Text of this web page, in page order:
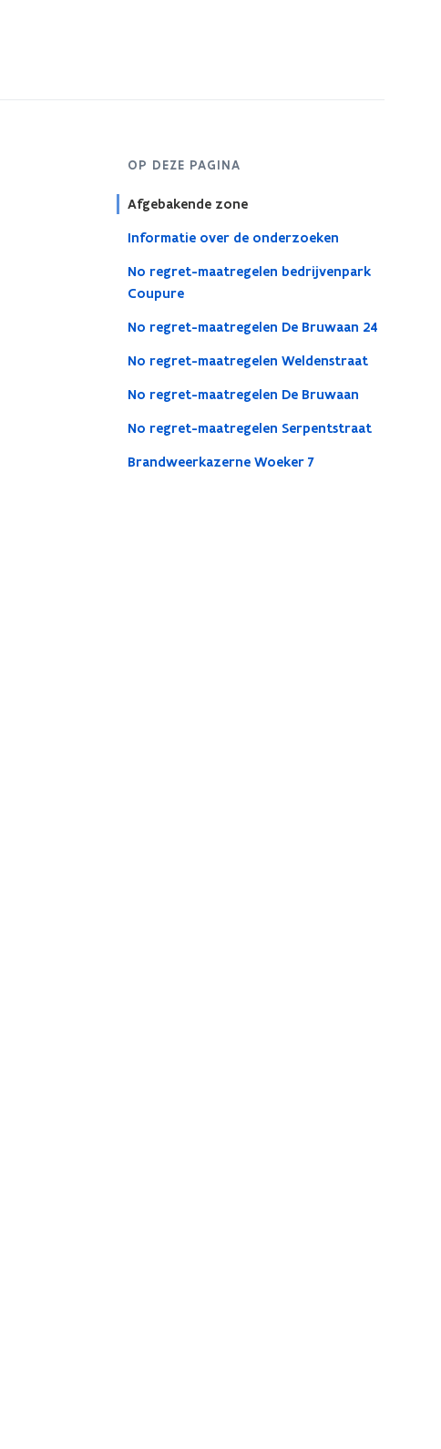
OP DEZE PAGINA
Afgebakende zone
Informatie over de onderzoeken
No regret-maatregelen bedrijvenpark
Coupure
No regret-maatregelen De Bruwaan 24
No regret-maatregelen Weldenstraat
No regret-maatregelen De Bruwaan
No regret-maatregelen Serpentstraat
Brandweerkazerne Woeker 7